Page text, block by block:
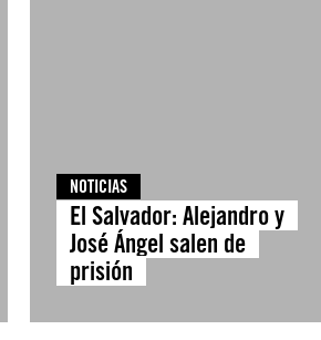
NOTICIAS
El Salvador: Alejandro y
José Ángel salen de
prisión